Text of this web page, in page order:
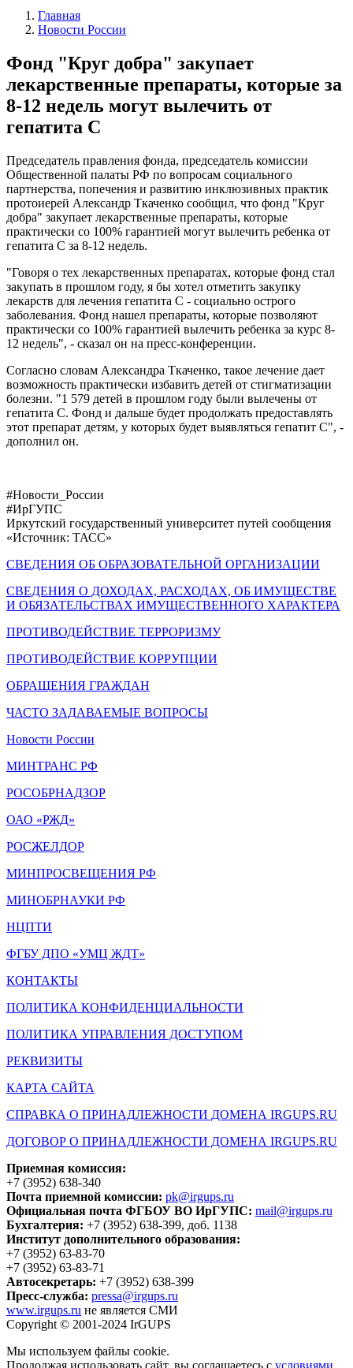
Главная
Новости России
Фонд "Круг добра" закупает
лекарственные препараты, которые за
8-12 недель могут вылечить от
гепатита С
Председатель правления фонда, председатель комиссии
Общественной палаты РФ по вопросам социального
партнерства, попечения и развитию инклюзивных практик
протоиерей Александр Ткаченко сообщил, что фонд "Круг
добра" закупает лекарственные препараты, которые
практически со 100% гарантией могут вылечить ребенка от
гепатита С за 8-12 недель.
"Говоря о тех лекарственных препаратах, которые фонд стал
закупать в прошлом году, я бы хотел отметить закупку
лекарств для лечения гепатита С - социально острого
заболевания. Фонд нашел препараты, которые позволяют
практически со 100% гарантией вылечить ребенка за курс 8-
12 недель", - сказал он на пресс-конференции.
Согласно словам Александра Ткаченко, такое лечение дает
возможность практически избавить детей от стигматизации
болезни. "1 579 детей в прошлом году были вылечены от
гепатита С. Фонд и дальше будет продолжать предоставлять
этот препарат детям, у которых будет выявляться гепатит С", -
дополнил он.
#Новости_России
#ИрГУПС
Иркутский государственный университет путей сообщения
«Источник: ТАСС»
СВЕДЕНИЯ ОБ ОБРАЗОВАТЕЛЬНОЙ ОРГАНИЗАЦИИ
СВЕДЕНИЯ О ДОХОДАХ, РАСХОДАХ, ОБ ИМУЩЕСТВЕ
И ОБЯЗАТЕЛЬСТВАХ ИМУЩЕСТВЕННОГО ХАРАКТЕРА
ПРОТИВОДЕЙСТВИЕ ТЕРРОРИЗМУ
ПРОТИВОДЕЙСТВИЕ КОРРУПЦИИ
ОБРАЩЕНИЯ ГРАЖДАН
ЧАСТО ЗАДАВАЕМЫЕ ВОПРОСЫ
Новости России
МИНТРАНС РФ
РОСОБРНАДЗОР
ОАО «РЖД»
РОСЖЕЛДОР
МИНПРОСВЕЩЕНИЯ РФ
МИНОБРНАУКИ РФ
НЦПТИ
ФГБУ ДПО «УМЦ ЖДТ»
КОНТАКТЫ
ПОЛИТИКА КОНФИДЕНЦИАЛЬНОСТИ
ПОЛИТИКА УПРАВЛЕНИЯ ДОСТУПОМ
РЕКВИЗИТЫ
КАРТА САЙТА
СПРАВКА О ПРИНАДЛЕЖНОСТИ ДОМЕНА IRGUPS.RU
ДОГОВОР О ПРИНАДЛЕЖНОСТИ ДОМЕНА IRGUPS.RU
Приемная комиссия:
+7 (3952) 638-340
Почта приемной комиссии: pk@irgups.ru
Официальная почта ФГБОУ ВО ИрГУПС: mail@irgups.ru
Бухгалтерия: +7 (3952) 638-399, доб. 1138
Институт дополнительного образования:
+7 (3952) 63-83-70
+7 (3952) 63-83-71
Автосекретарь: +7 (3952) 638-399
Пресс-служба: pressa@irgups.ru
www.irgups.ru не является СМИ
Copyright © 2001-2024 IrGUPS
Мы используем файлы cookie.
Продолжая использовать сайт, вы соглашаетесь с условиями